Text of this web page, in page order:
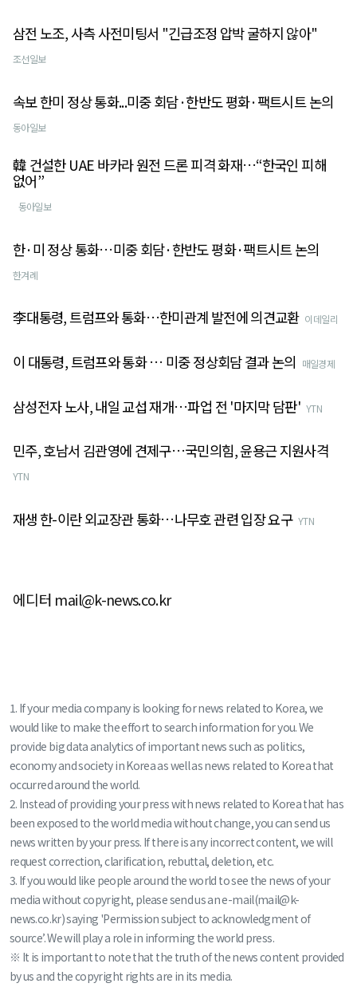
삼전 노조, 사측 사전미팅서 "긴급조정 압박 굴하지 않아"
조선일보
속보 한미 정상 통화...미중 회담·한반도 평화·팩트시트 논의
동아일보
韓 건설한 UAE 바카라 원전 드론 피격 화재…“한국인 피해
없어”
동아일보
한·미 정상 통화…미중 회담·한반도 평화·팩트시트 논의
한겨례
李대통령, 트럼프와 통화…한미관계 발전에 의견교환 이데일리
이 대통령, 트럼프와 통화 … 미중 정상회담 결과 논의 매일경제
삼성전자 노사, 내일 교섭 재개…파업 전 '마지막 담판' YTN
민주, 호남서 김관영에 견제구…국민의힘, 윤용근 지원사격
YTN
재생 한-이란 외교장관 통화…나무호 관련 입장 요구 YTN
에디터 mail@k-news.co.kr
1. If your media company is looking for news related to Korea, we
would like to make the effort to search information for you. We
provide big data analytics of important news such as politics,
economy and society in Korea as well as news related to Korea that
occurred around the world.
2. Instead of providing your press with news related to Korea that has
been exposed to the world media without change, you can send us
news written by your press. If there is any incorrect content, we will
request correction, clarification, rebuttal, deletion, etc.
3. If you would like people around the world to see the news of your
media without copyright, please send us an e-mail(mail@k-
news.co.kr) saying 'Permission subject to acknowledgment of
source’. We will play a role in informing the world press.
※ It is important to note that the truth of the news content provided
by us and the copyright rights are in its media.